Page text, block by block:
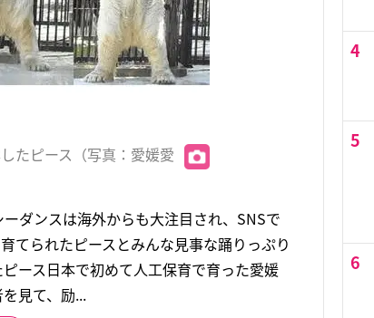
たピース（写真：愛媛愛
ダンスは海外からも大注目され、SNSで
てられたピースとみんな見事な踊りっぷり
ース日本で初めて人工保育で育った愛媛
見て、励...